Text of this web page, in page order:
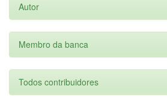
Autor
Membro da banca
Todos contribuidores